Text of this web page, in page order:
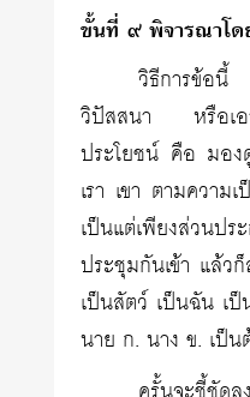
ขั้นที่ ๙ พิจารณาโด
วิธีการข้อ
วิปัสสนา หรือเอา
ประโยชน์ คือ มอ
เรา เขา ตามควา
เป็นแต่เพียงส่วนป
ประชุมกันเข้า แล้ว
เป็นสัตว์ เป็นฉัน เป็
นาย ก. นาง ข. เป็